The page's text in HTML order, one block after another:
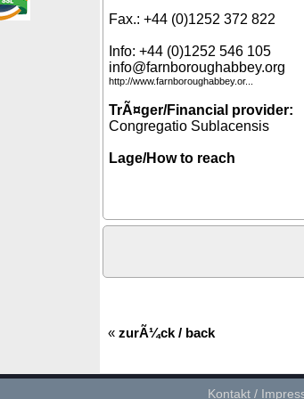
Fax.: +44 (0)1252 372 822
Info: +44 (0)1252 546 105
info@farnboroughabbey.org
http://www.farnboroughabbey.or...
TrÃ¤ger/Financial provider:
Congregatio Sublacensis
Lage/How to reach
« zurÃ¼ck / back
Kontakt /